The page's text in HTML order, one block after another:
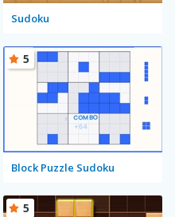
Sudoku
Block Puzzle Sudoku
5
5